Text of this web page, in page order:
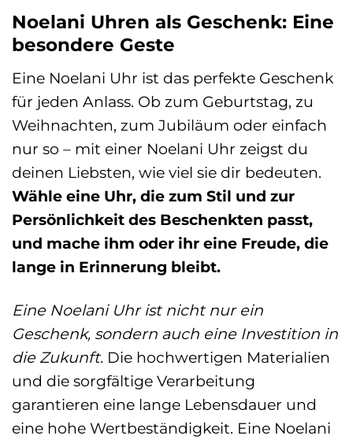
Noelani Uhren als Geschenk: Eine
besondere Geste
Eine Noelani Uhr ist das perfekte Geschenk
für jeden Anlass. Ob zum Geburtstag, zu
Weihnachten, zum Jubiläum oder einfach
nur so – mit einer Noelani Uhr zeigst du
deinen Liebsten, wie viel sie dir bedeuten.
Wähle eine Uhr, die zum Stil und zur
Persönlichkeit des Beschenkten passt,
und mache ihm oder ihr eine Freude, die
lange in Erinnerung bleibt.
Eine Noelani Uhr ist nicht nur ein
Geschenk, sondern auch eine Investition in
die Zukunft. Die hochwertigen Materialien
und die sorgfältige Verarbeitung
garantieren eine lange Lebensdauer und
eine hohe Wertbeständigkeit. Eine Noelani